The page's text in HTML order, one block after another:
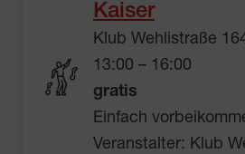
Kaiser
Klub Wehlistraße
13:00 – 16:00
gratis
Einfach
Veranstalter: Klub